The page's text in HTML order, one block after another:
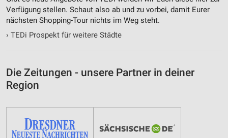
Verfügung stellen. Schaut also ab und zu vorbei, damit Eurer
nächsten Shopping-Tour nichts im Weg steht.
› TEDi Prospekt für weitere Städte
Die Zeitungen - unsere Partner in deiner
Region